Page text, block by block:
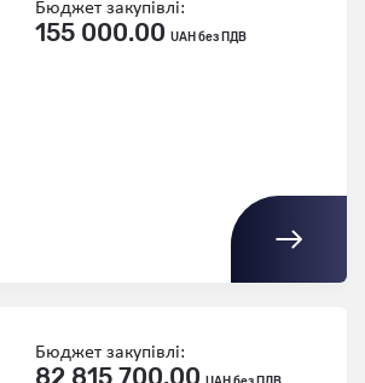
Бюджет закупівлі:
155 000.00 UAH без ПДВ
Бюджет закупівлі:
82 815 700.00